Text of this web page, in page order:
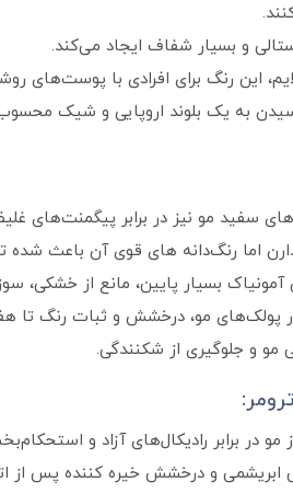
و بسیار شفاف ایجاد می‌کند.
این رنگ برای افرادی با
به یک بلوند اروپایی و شیک
اما رنگ‌دانه های قوی آن باعث شده
آمونیاک بسیار پایین، مانع از
در پولک‌های مو، درخشش و ثبات رنگ
مو و جلوگیری از شکنندگی.
ابریشمی و درخشش خیره‌ کننده پس از